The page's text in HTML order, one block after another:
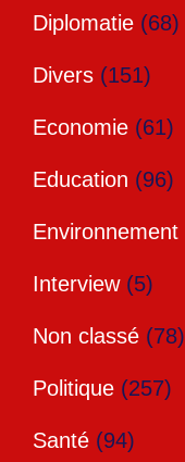
Diplomatie (68)
Divers (151)
Economie (61)
Education (96)
Environnement
Interview(5)
Non classé (78)
Politique (257)
Santé (94)